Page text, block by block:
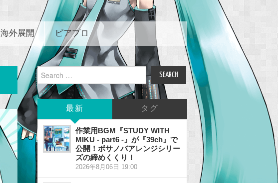
海外展開 ピアプロ
Search
for:
最新 タグ
作業用BGM『STUDY WITH
MIKU - part6 -』が『39ch』で
公開！ボサノバアレンジシリー
ズの締めくくり！
2026年8月06日 19:00